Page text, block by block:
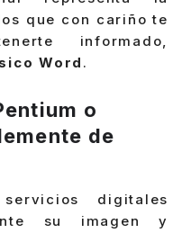
que con cariño te
informado,
Word .
o
de
digitales
su imagen y